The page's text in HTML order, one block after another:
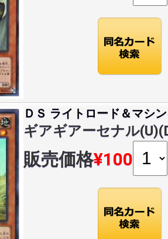
ＤＳ ライトロード＆マシ
ギアギアーセナル
販売価格¥100